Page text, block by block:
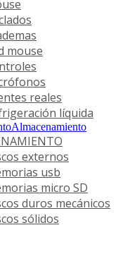
mouse
reales
líquida
Almacenamiento
externos
usb
micro SD
duros mecánicos
sólidos